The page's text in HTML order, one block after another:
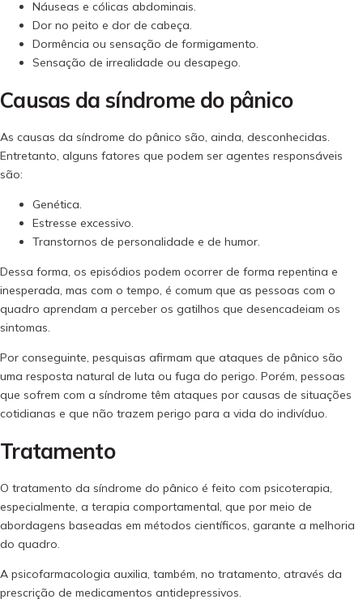
Náuseas e cólicas abdominais.
Dor no peito e dor de cabeça.
Dormência ou sensação de formigamento.
Sensação de irrealidade ou desapego.
Causas da síndrome do pânico
As causas da síndrome do pânico são, ainda, desconhecidas.
Entretanto, alguns fatores que podem ser agentes responsáveis
são:
Genética.
Estresse excessivo.
Transtornos de personalidade e de humor.
Dessa forma, os episódios podem ocorrer de forma repentina e
inesperada, mas com o tempo, é comum que as pessoas com o
quadro aprendam a perceber os gatilhos que desencadeiam os
sintomas.
Por conseguinte, pesquisas afirmam que ataques de pânico são
uma resposta natural de luta ou fuga do perigo. Porém, pessoas
que sofrem com a síndrome têm ataques por causas de situações
cotidianas e que não trazem perigo para a vida do indivíduo.
Tratamento
O tratamento da síndrome do pânico é feito com psicoterapia,
especialmente, a terapia comportamental, que por meio de
abordagens baseadas em métodos científicos, garante a melhoria
do quadro.
A psicofarmacologia auxilia, também, no tratamento, através da
prescrição de medicamentos antidepressivos.